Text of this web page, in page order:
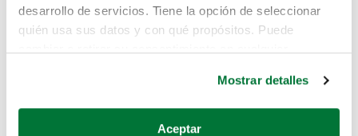
desarrollo de servicios. Tiene la opción de seleccionar
quién usa sus datos y con qué propósitos. Puede
Si lo permite, también quisiéramos:
Mostrar detalles
Aceptar
Pero puedes encontrar el coche que estás
buscando en alguno de estos enlaces:
Coches de segunda mano